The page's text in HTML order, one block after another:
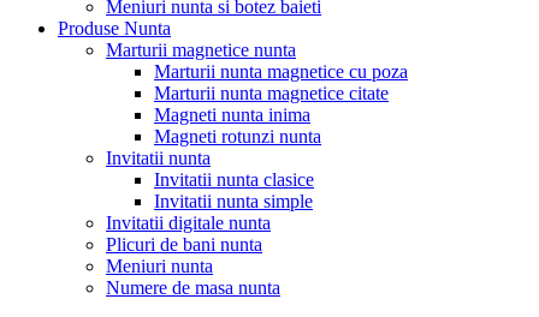
Meniuri nunta si botez baieti
Produse Nunta
Marturii magnetice nunta
Marturii nunta magnetice cu poza
Marturii nunta magnetice citate
Magneti nunta inima
Magneti rotunzi nunta
Invitatii nunta
Invitatii nunta clasice
Invitatii nunta simple
Invitatii digitale nunta
Plicuri de bani nunta
Meniuri nunta
Numere de masa nunta